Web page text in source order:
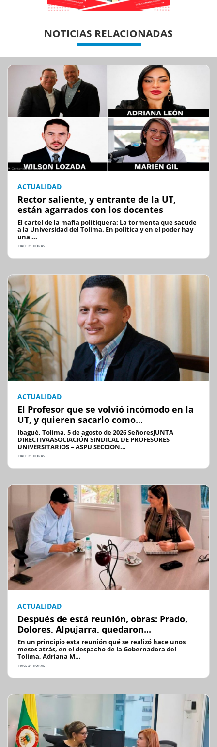
NOTICIAS RELACIONADAS
ACTUALIDAD
Rector saliente, y entrante de la UT,
están agarrados con los docentes
El cartel de la mafia politiquera: La tormenta que sacude
a la Universidad del Tolima. En política y en el poder hay
una ...
HACE 21 HORAS
ACTUALIDAD
El Profesor que se volvió incómodo en la
UT, y quieren sacarlo como...
Ibagué, Tolima, 5 de agosto de 2026 SeñoresJUNTA
DIRECTIVAASOCIACIÓN SINDICAL DE PROFESORES
UNIVERSITARIOS – ASPU SECCION...
HACE 21 HORAS
ACTUALIDAD
Después de está reunión, obras: Prado,
Dolores, Alpujarra, quedaron...
En un principio esta reunión qué se realizó hace unos
meses atrás, en el despacho de la Gobernadora del
Tolima, Adriana M...
HACE 21 HORAS